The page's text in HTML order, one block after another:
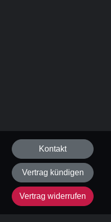
Kontakt
Vertrag kündigen
Vertrag widerrufen